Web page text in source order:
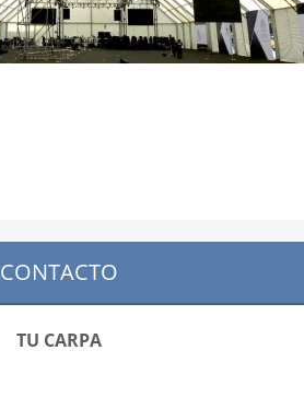
CONTACTO
TU CARPA